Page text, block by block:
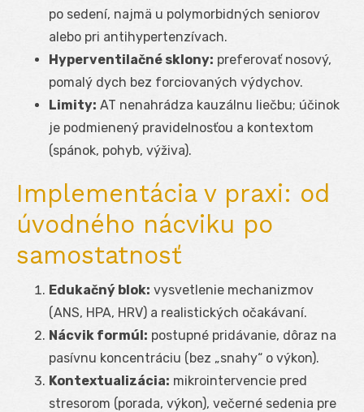
po sedení, najmä u polymorbidných seniorov
alebo pri antihypertenzívach.
Hyperventilačné sklony: preferovať nosový,
pomalý dych bez forciovaných výdychov.
Limity: AT nenahrádza kauzálnu liečbu; účinok
je podmienený pravidelnosťou a kontextom
(spánok, pohyb, výživa).
Implementácia v praxi: od
úvodného nácviku po
samostatnosť
Edukačný blok: vysvetlenie mechanizmov
(ANS, HPA, HRV) a realistických očakávaní.
Nácvik formúl: postupné pridávanie, dôraz na
pasívnu koncentráciu (bez „snahy“ o výkon).
Kontextualizácia: mikrointervencie pred
stresorom (porada, výkon), večerné sedenia pre